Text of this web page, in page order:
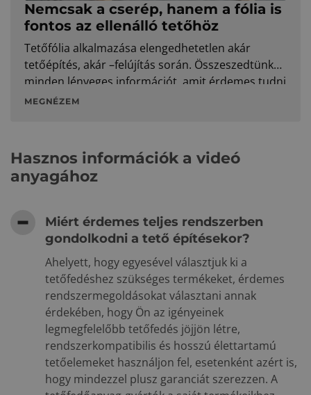
Nemcsak a cserép, hanem a fólia is
fontos az ellenálló tetőhöz
Tetőfólia alkalmazása elengedhetetlen akár
tetőépítés, akár –felújítás során. Összeszedtünk
minden lényeges információt, amit érdemes tudni
MEGNÉZEM
Hasznos információk a videó
anyagához
Miért érdemes teljes rendszerben
gondolkodni a tető építésekor?
Ahelyett, hogy egyesével választjuk ki a
tetőfedéshez szükséges termékeket, érdemes
rendszermegoldásokat választani annak
érdekében, hogy Ön az igényeinek
legmegfelelőbb tetőfedés jöjjön létre,
rendszerkompatibilis és hosszú élettartamú
tetőelemeket használjon fel, esetenként azért is,
hogy mindezzel plusz garanciát szerezzen. A